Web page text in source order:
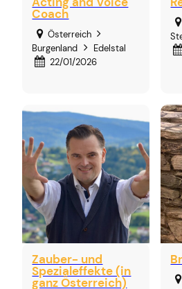
Coach
Österreich
Burgenland
Edelstal
22/01/2026
Zauber- und
Spezialeffekte (in
ganz Österreich)